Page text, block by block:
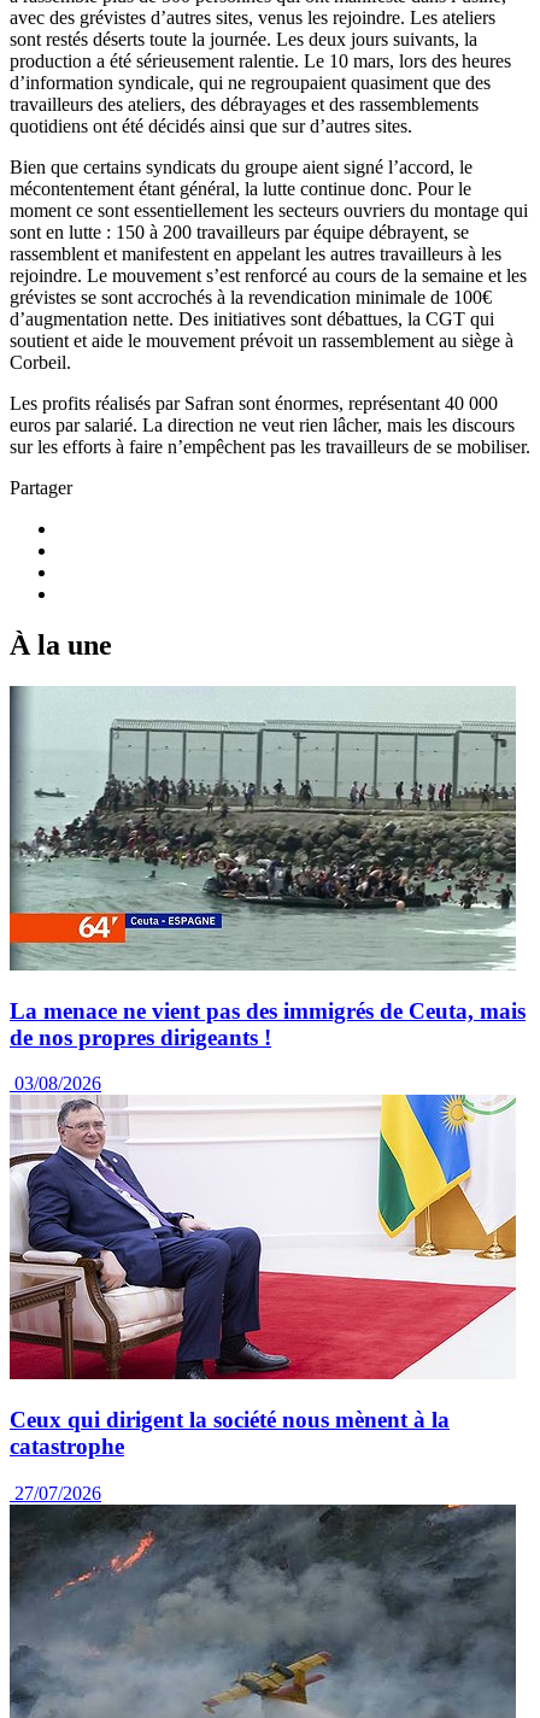
avec des grévistes d’autres sites, venus les rejoindre. Les ateliers
sont restés déserts toute la journée. Les deux jours suivants, la
production a été sérieusement ralentie. Le 10 mars, lors des heures
d’information syndicale, qui ne regroupaient quasiment que des
travailleurs des ateliers, des débrayages et des rassemblements
quotidiens ont été décidés ainsi que sur d’autres sites.
Bien que certains syndicats du groupe aient signé l’accord, le
mécontentement étant général, la lutte continue donc. Pour le
moment ce sont essentiellement les secteurs ouvriers du montage qui
sont en lutte : 150 à 200 travailleurs par équipe débrayent, se
rassemblent et manifestent en appelant les autres travailleurs à les
rejoindre. Le mouvement s’est renforcé au cours de la semaine et les
grévistes se sont accrochés à la revendication minimale de 100€
d’augmentation nette. Des initiatives sont débattues, la CGT qui
soutient et aide le mouvement prévoit un rassemblement au siège à
Corbeil.
Les profits réalisés par Safran sont énormes, représentant 40 000
euros par salarié. La direction ne veut rien lâcher, mais les discours
sur les efforts à faire n’empêchent pas les travailleurs de se mobiliser.
Partager
À la une
La menace ne vient pas des immigrés de Ceuta, mais
de nos propres dirigeants !
03/08/2026
Ceux qui dirigent la société nous mènent à la
catastrophe
27/07/2026